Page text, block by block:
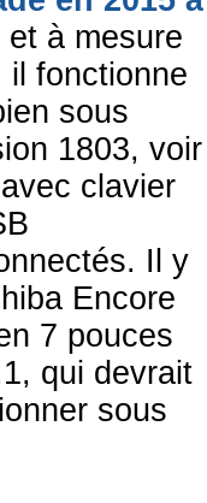
et à mesure
il fonctionne
sous
1803, voir
clavier
Il y
Encore
7 pouces
qui devrait
sous